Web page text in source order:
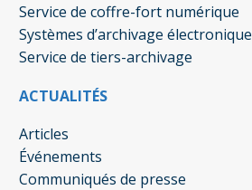
Service de coffre-fort numérique
Systèmes d’archivage électronique
Service de tiers-archivage
ACTUALITÉS
Articles
Événements
Communiqués de presse